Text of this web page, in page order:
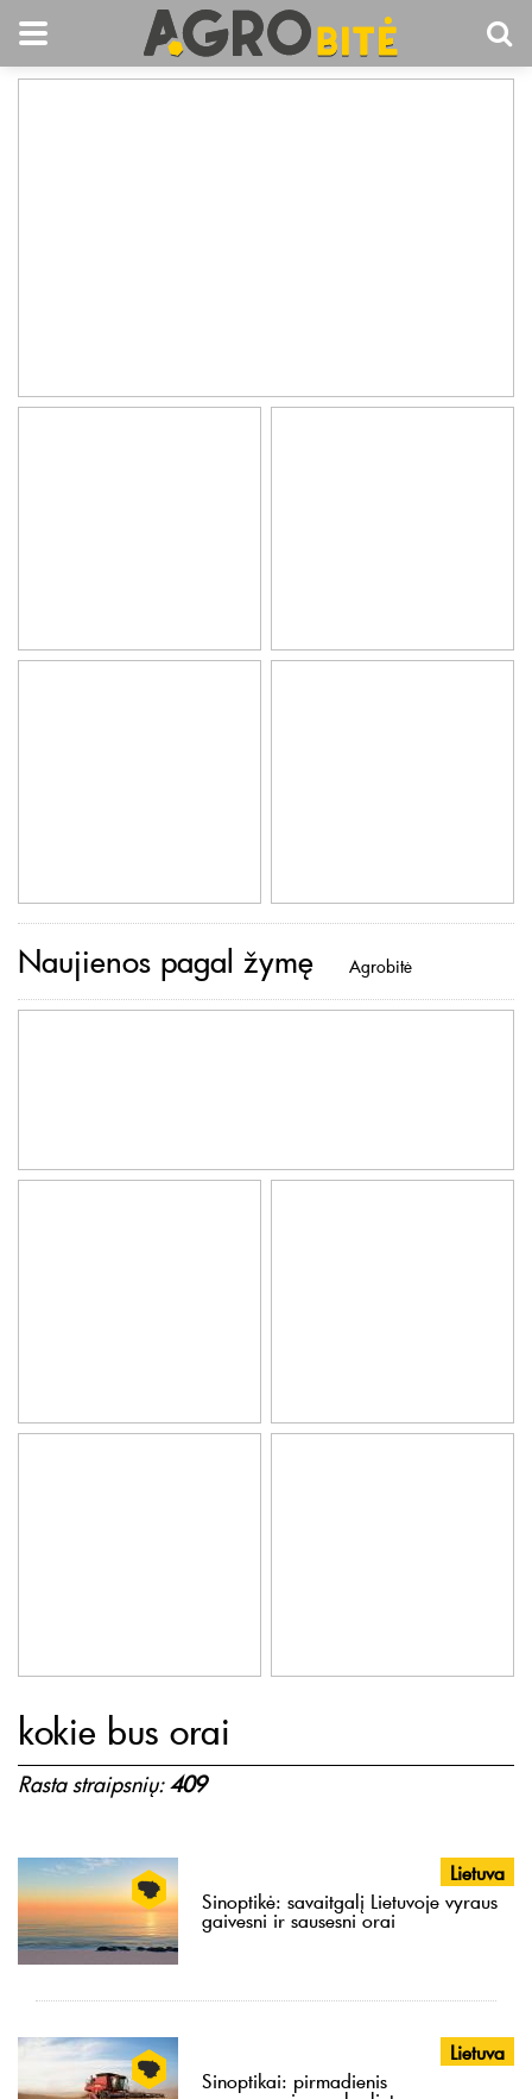
Naujienos pagal žymę Agrobitė
kokie bus orai
Rasta straipsnių:409
Lietuva
Sinoptikė: savaitgalį Lietuvoje vyraus
gaivesni ir sausesni orai
Lietuva
Sinoptikai: pirmadienis